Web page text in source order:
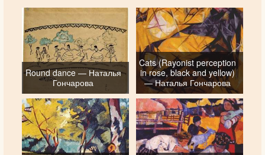
Round dance — Наталья
Гончарова
Cats (Rayonist perception
in rose, black and yellow)
— Наталья Гончарова